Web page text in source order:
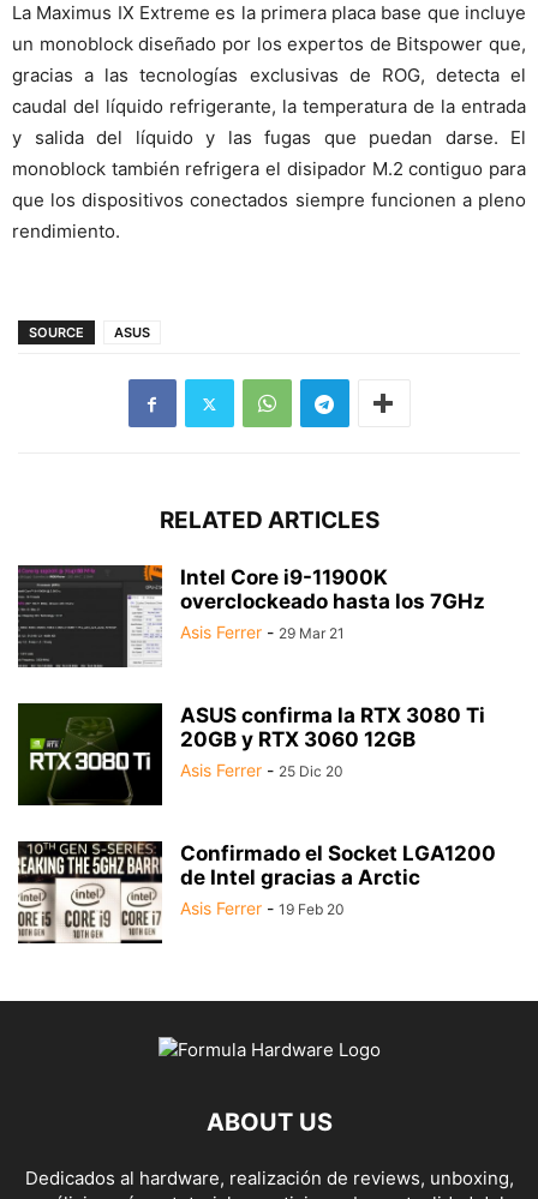
La Maximus IX Extreme es la primera placa base que incluye
un monoblock diseñado por los expertos de Bitspower que,
gracias a las tecnologías exclusivas de ROG, detecta el
caudal del líquido refrigerante, la temperatura de la entrada
y salida del líquido y las fugas que puedan darse. El
monoblock también refrigera el disipador M.2 contiguo para
que los dispositivos conectados siempre funcionen a pleno
rendimiento.
SOURCE ASUS
RELATED ARTICLES
Intel Core i9-11900K
overclockeado hasta los 7GHz
Asis Ferrer - 29 Mar 21
ASUS confirma la RTX 3080 Ti
20GB y RTX 3060 12GB
Asis Ferrer - 25 Dic 20
Confirmado el Socket LGA1200
de Intel gracias a Arctic
Asis Ferrer - 19 Feb 20
ABOUT US
Dedicados al hardware, realización de reviews, unboxing,